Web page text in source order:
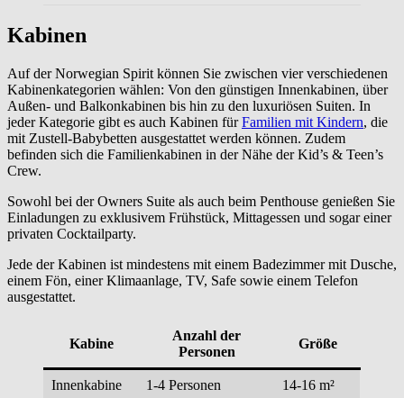
Kabinen
Auf der Norwegian Spirit können Sie zwischen vier verschiedenen
Kabinenkategorien wählen: Von den günstigen Innenkabinen, über
Außen- und Balkonkabinen bis hin zu den luxuriösen Suiten. In
jeder Kategorie gibt es auch Kabinen fürFamilien mit Kindern, die
mit Zustell-Babybetten ausgestattet werden können. Zudem
befinden sich die Familienkabinen in der Nähe der Kid’s & Teen’s
Crew.
Sowohl bei der Owners Suite als auch beim Penthouse genießen Sie
Einladungen zu exklusivem Frühstück, Mittagessen und sogar einer
privaten Cocktailparty.
Jede der Kabinen ist mindestens mit einem Badezimmer mit Dusche,
einem Fön, einer Klimaanlage, TV, Safe sowie einem Telefon
ausgestattet.
Kabine
Anzahl der
Personen
Größe
Innenkabine 1-4 Personen 14-16 m²